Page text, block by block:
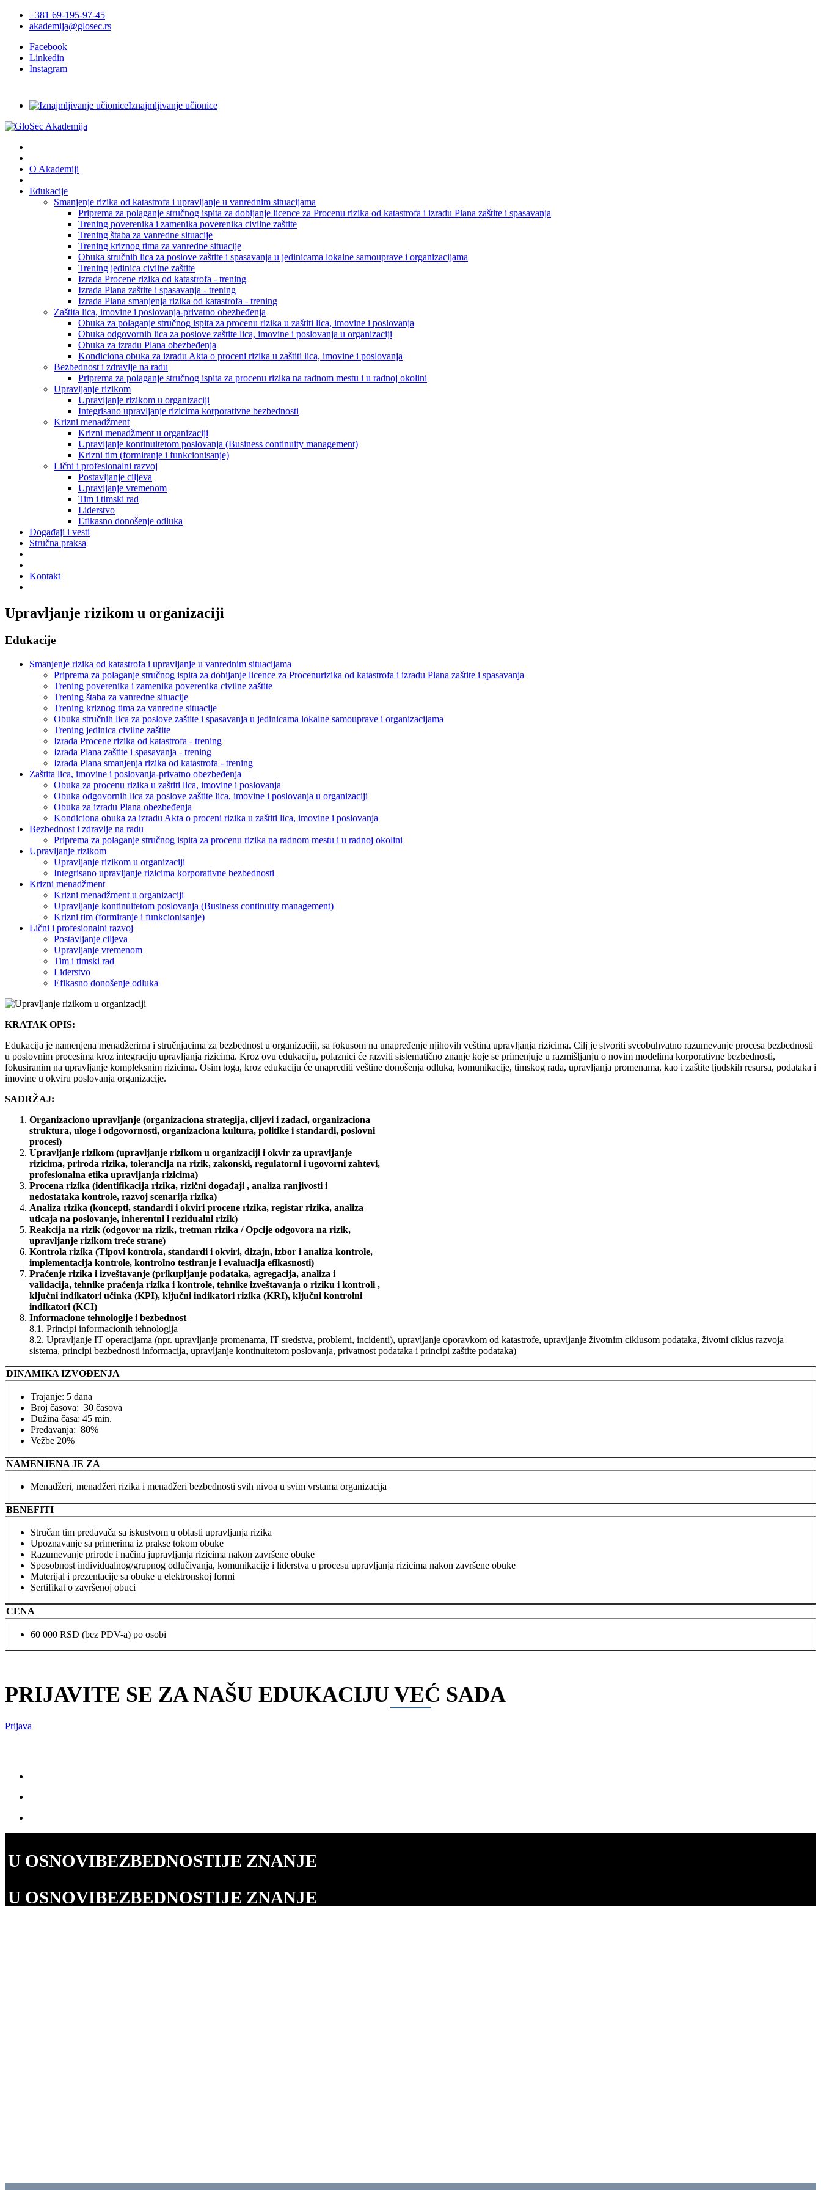
+381 69-195-97-45
akademija@glosec.rs
Facebook
Linkedin
Instagram
Iznajmljivanje učionice
O Akademiji
Edukacije
Smanjenje rizika od katastrofa i upravljanje u vanrednim situacijama
Priprema za polaganje stručnog ispita za dobijanje licence za Procenu rizika od katastrofa i izradu Plana zaštite i spasavanja
Trening poverenika i zamenika poverenika civilne zaštite
Trening štaba za vanredne situacije
Trening kriznog tima za vanredne situacije
Obuka stručnih lica za poslove zaštite i spasavanja u jedinicama lokalne samouprave i organizacijama
Trening jedinica civilne zaštite
Izrada Procene rizika od katastrofa - trening
Izrada Plana zaštite i spasavanja - trening
Izrada Plana smanjenja rizika od katastrofa - trening
Zaštita lica, imovine i poslovanja-privatno obezbeđenja
Obuka za polaganje stručnog ispita za procenu rizika u zaštiti lica, imovine i poslovanja
Obuka odgovornih lica za poslove zaštite lica, imovine i poslovanja u organizaciji
Obuka za izradu Plana obezbeđenja
Kondiciona obuka za izradu Akta o proceni rizika u zaštiti lica, imovine i poslovanja
Bezbednost i zdravlje na radu
Priprema za polaganje stručnog ispita za procenu rizika na radnom mestu i u radnoj okolini
Upravljanje rizikom
Upravljanje rizikom u organizaciji
Integrisano upravljanje rizicima korporativne bezbednosti
Krizni menadžment
Krizni menadžment u organizaciji
Upravljanje kontinuitetom poslovanja (Business continuity management)
Krizni tim (formiranje i funkcionisanje)
Lični i profesionalni razvoj
Postavljanje ciljeva
Upravljanje vremenom
Tim i timski rad
Liderstvo
Efikasno donošenje odluka
Događaji i vesti
Stručna praksa
Kontakt
Upravljanje rizikom u organizaciji
Edukacije
Smanjenje rizika od katastrofa i upravljanje u vanrednim situacijama
Priprema za polaganje stručnog ispita za dobijanje licence za Procenurizika od katastrofa i izradu Plana zaštite i spasavanja
Trening poverenika i zamenika poverenika civilne zaštite
Trening štaba za vanredne situacije
Trening kriznog tima za vanredne situacije
Obuka stručnih lica za poslove zaštite i spasavanja u jedinicama lokalne samouprave i organizacijama
Trening jedinica civilne zaštite
Izrada Procene rizika od katastrofa - trening
Izrada Plana zaštite i spasavanja - trening
Izrada Plana smanjenja rizika od katastrofa - trening
Zaštita lica, imovine i poslovanja-privatno obezbeđenja
Obuka za procenu rizika u zaštiti lica, imovine i poslovanja
Obuka odgovornih lica za poslove zaštite lica, imovine i poslovanja u organizaciji
Obuka za izradu Plana obezbeđenja
Kondiciona obuka za izradu Akta o proceni rizika u zaštiti lica, imovine i poslovanja
Bezbednost i zdravlje na radu
Priprema za polaganje stručnog ispita za procenu rizika na radnom mestu i u radnoj okolini
Upravljanje rizikom
Upravljanje rizikom u organizaciji
Integrisano upravljanje rizicima korporativne bezbednosti
Krizni menadžment
Krizni menadžment u organizaciji
Upravljanje kontinuitetom poslovanja (Business continuity management)
Krizni tim (formiranje i funkcionisanje)
Lični i profesionalni razvoj
Postavljanje ciljeva
Upravljanje vremenom
Tim i timski rad
Liderstvo
Efikasno donošenje odluka
KRATAK OPIS:
Edukacija je namenjena menadžerima i stručnjacima za bezbednost u organizaciji, sa fokusom na unapređenje njihovih veština upravljanja rizicima. Cilj je stvoriti sveobuhvatno razumevanje procesa bezbednosti
u poslovnim procesima kroz integraciju upravljanja rizicima. Kroz ovu edukaciju, polaznici će razviti sistematično znanje koje se primenjuje u razmišljanju o novim modelima korporativne bezbednosti,
fokusiranim na upravljanje kompleksnim rizicima. Osim toga, kroz edukaciju će unaprediti veštine donošenja odluka, komunikacije, timskog rada, upravljanja promenama, kao i zaštite ljudskih resursa, podataka i
imovine u okviru poslovanja organizacije.
SADRŽAJ:
Organizaciono upravljanje (organizaciona strategija, ciljevi i zadaci, organizaciona
struktura, uloge i odgovornosti, organizaciona kultura, politike i standardi, poslovni
procesi)
Upravljanje rizikom (upravljanje rizikom u organizaciji i okvir za upravljanje
rizicima, priroda rizika, tolerancija na rizik, zakonski, regulatorni i ugovorni zahtevi,
profesionalna etika upravljanja rizicima)
Procena rizika (identifikacija rizika, rizični događaji , analiza ranjivosti i
nedostataka kontrole, razvoj scenarija rizika)
Analiza rizika (koncepti, standardi i okviri procene rizika, registar rizika, analiza
uticaja na poslovanje, inherentni i rezidualni rizik)
Reakcija na rizik (odgovor na rizik, tretman rizika / Opcije odgovora na rizik,
upravljanje rizikom treće strane)
Kontrola rizika (Tipovi kontrola, standardi i okviri, dizajn, izbor i analiza kontrole,
implementacija kontrole, kontrolno testiranje i evaluacija efikasnosti)
Praćenje rizika i izveštavanje (prikupljanje podataka, agregacija, analiza i
validacija, tehnike praćenja rizika i kontrole, tehnike izveštavanja o riziku i kontroli ,
ključni indikatori učinka (KPI), ključni indikatori rizika (KRI), ključni kontrolni
indikatori (KCI)
Informacione tehnologije i bezbednost
8.1. Principi informacionih tehnologija
8.2. Upravljanje IT operacijama (npr. upravljanje promenama, IT sredstva, problemi, incidenti), upravljanje oporavkom od katastrofe, upravljanje životnim ciklusom podataka, životni ciklus razvoja
sistema, principi bezbednosti informacija, upravljanje kontinuitetom poslovanja, privatnost podataka i principi zaštite podataka)
DINAMIKA IZVOĐENJA
Trajanje: 5 dana
Broj časova: 30 časova
Dužina časa: 45 min.
Predavanja: 80%
Vežbe 20%
NAMENJENA JE ZA
Menadžeri, menadžeri rizika i menadžeri bezbednosti svih nivoa u svim vrstama organizacija
BENEFITI
Stručan tim predavača sa iskustvom u oblasti upravljanja rizika
Upoznavanje sa primerima iz prakse tokom obuke
Razumevanje prirode i načina jupravljanja rizicima nakon završene obuke
Sposobnost individualnog/grupnog odlučivanja, komunikacije i liderstva u procesu upravljanja rizicima nakon završene obuke
Materijal i prezentacije sa obuke u elektronskoj formi
Sertifikat o završenoj obuci
CENA
60 000 RSD (bez PDV-a) po osobi
PRIJAVITE SE ZA NAŠU EDUKACIJU VEĆ SADA
Prijava
U OSNOVIBEZBEDNOSTIJE ZNANJE
U OSNOVIBEZBEDNOSTIJE ZNANJE